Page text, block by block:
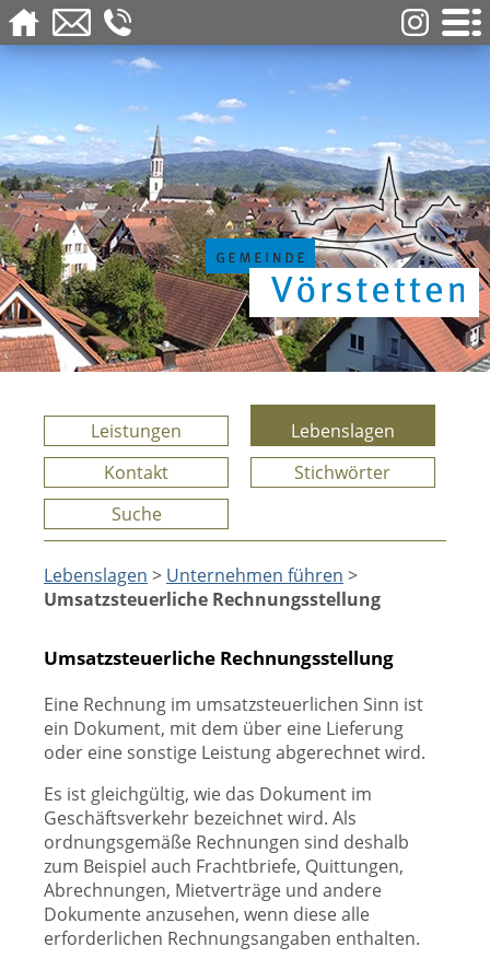
Leistungen
Lebenslagen
Kontakt
Stichwörter
Suche
Lebenslagen > Unternehmen führen >
Umsatzsteuerliche Rechnungsstellung
Umsatzsteuerliche Rechnungsstellung
Eine Rechnung im umsatzsteuerlichen Sinn ist
ein Dokument, mit dem über eine Lieferung
oder eine sonstige Leistung abgerechnet wird.
Es ist gleichgültig, wie das Dokument im
Geschäftsverkehr bezeichnet wird. Als
ordnungsgemäße Rechnungen sind deshalb
zum Beispiel auch Frachtbriefe, Quittungen,
Abrechnungen, Mietverträge und andere
Dokumente anzusehen, wenn diese alle
erforderlichen Rechnungsangaben enthalten.